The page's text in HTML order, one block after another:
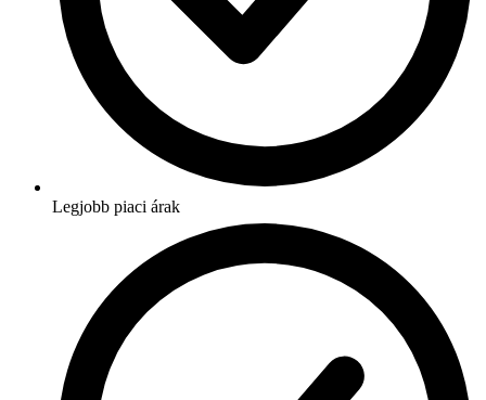
Legjobb piaci árak